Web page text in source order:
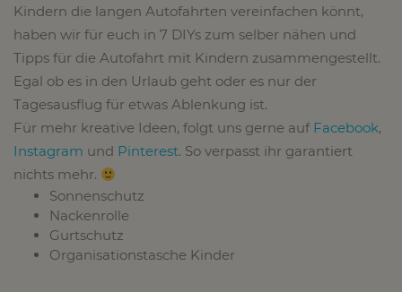
Kindern die langen Autofahrten vereinfachen könnt,
haben wir für euch in 7 DIYs zum selber nähen und
Tipps für die Autofahrt mit Kindern zusammengestellt.
Egal ob es in den Urlaub geht oder es nur der
Tagesausflug für etwas Ablenkung ist.
Für mehr kreative Ideen, folgt uns gerne auf Facebook,
Instagram und Pinterest. So verpasst ihr garantiert
nichts mehr.
Sonnenschutz
Nackenrolle
Gurtschutz
Organisationstasche Kinder